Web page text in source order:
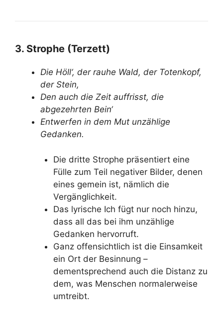
3. Strophe (Terzett)
Die Höll‘, der rauhe Wald, der Totenkopf,
der Stein,
Den auch die Zeit auffrisst, die
abgezehrten Bein‘
Entwerfen in dem Mut unzählige
Gedanken.
Die dritte Strophe präsentiert eine
Fülle zum Teil negativer Bilder, denen
eines gemein ist, nämlich die
Vergänglichkeit.
Das lyrische Ich fügt nur noch hinzu,
dass all das bei ihm unzählige
Gedanken hervorruft.
Ganz offensichtlich ist die Einsamkeit
ein Ort der Besinnung –
dementsprechend auch die Distanz zu
dem, was Menschen normalerweise
umtreibt.